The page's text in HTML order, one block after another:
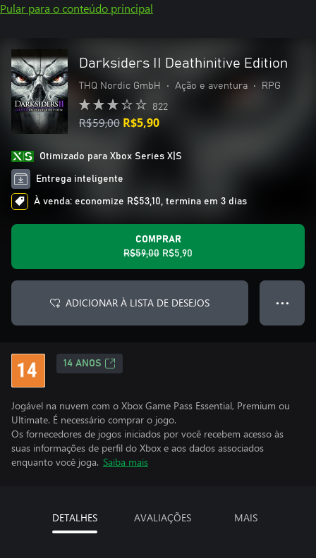
Pular para o conteúdo principal
Darksiders II Deathinitive Edition
THQ Nordic GmbH • Ação e aventura • RPG
822
R$59,00 R$5,90
Otimizado para Xbox Series X|S
Entrega inteligente
À venda: economize R$53,10, termina em 3 dias
COMPRAR
R$59,00 R$5,90
ADICIONAR À LISTA DE DESEJOS ● ● ●
14 ANOS
Jogável na nuvem com o Xbox Game Pass Essential, Premium ou
Ultimate. É necessário comprar o jogo.
Os fornecedores de jogos iniciados por você recebem acesso às
suas informações de perfil do Xbox e aos dados associados
enquanto você joga. Saiba mais
DETALHES AVALIAÇÕES MAIS